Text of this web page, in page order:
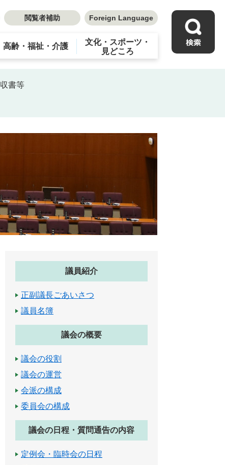
閲覧者補助 Foreign Language
高齢・福祉・介護
文化・スポーツ・
見どころ
書等
議員紹介
正副議長ごあいさつ
議員名簿
議会の概要
議会の役割
議会の運営
会派の構成
委員会の構成
議会の日程・質問通告の内容
定例会・臨時会の日程